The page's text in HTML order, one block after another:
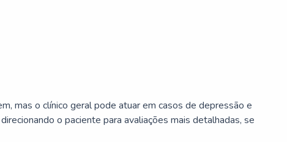
mas o clínico geral pode atuar em casos de depressão e
o paciente para avaliações mais detalhadas, se